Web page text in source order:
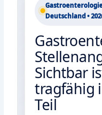
Deutschland •
Sichtbar
tragfähig
Teil